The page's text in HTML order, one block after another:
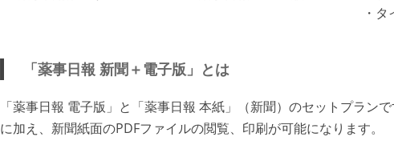
・
「薬事日報 新聞＋電子版」とは
「薬事日報 電子版」と「薬事日報 本紙」（新聞）のセットプラン
に加え、新聞紙面のPDFファイルの閲覧、印刷が可能になります。